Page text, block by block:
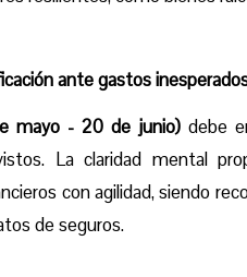
ante gastos
mayo - 20 de junio) debe
La claridad mental
con agilidad, siendo
de seguros.